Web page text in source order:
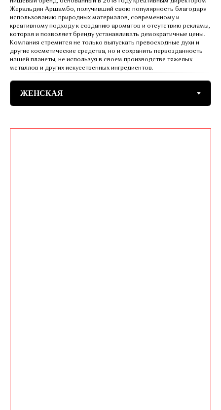
Жеральдин Аршамбо, получивший свою популярность благодаря
использованию природных материалов, современному и
креативному подходу к созданию ароматов и отсутствию рекламы,
которая и позволяет бренду устанавливать демократичные цены.
Компания стремится не только выпускать превосходные духи и
другие косметические средства, но и сохранить первозданность
нашей планеты, не используя в своем производстве тяжелых
металлов и других искусственных ингредиентов.